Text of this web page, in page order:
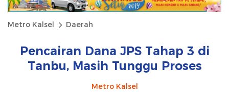
Metro Kalsel Daerah
Pencairan Dana JPS Tahap 3 di
Tanbu, Masih Tunggu Proses
Metro Kalsel